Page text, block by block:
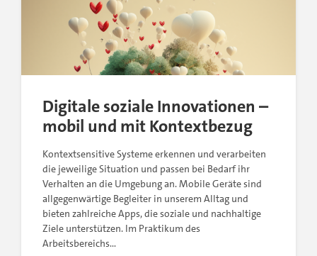
Digitale soziale Innovationen –
mobil und mit Kontextbezug
Kontextsensitive Systeme erkennen und verarbeiten
die jeweilige Situation und passen bei Bedarf ihr
Verhalten an die Umgebung an. Mobile Geräte sind
allgegenwärtige Begleiter in unserem Alltag und
bieten zahlreiche Apps, die soziale und nachhaltige
Ziele unterstützen. Im Praktikum des
Arbeitsbereichs…